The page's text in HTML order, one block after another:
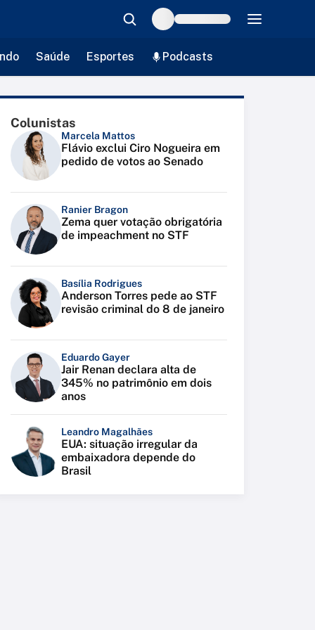
Saúde Esportes Podcasts
Colunistas
Marcela Mattos
Flávio exclui Ciro Nogueira em
pedido de votos ao Senado
Ranier Bragon
Zema quer votação obrigatória
de impeachment no STF
Basília Rodrigues
Anderson Torres pede ao STF
revisão criminal do 8 de janeiro
Eduardo Gayer
Jair Renan declara alta de
345% no patrimônio em dois
anos
Leandro Magalhães
EUA: situação irregular da
embaixadora depende do
Brasil